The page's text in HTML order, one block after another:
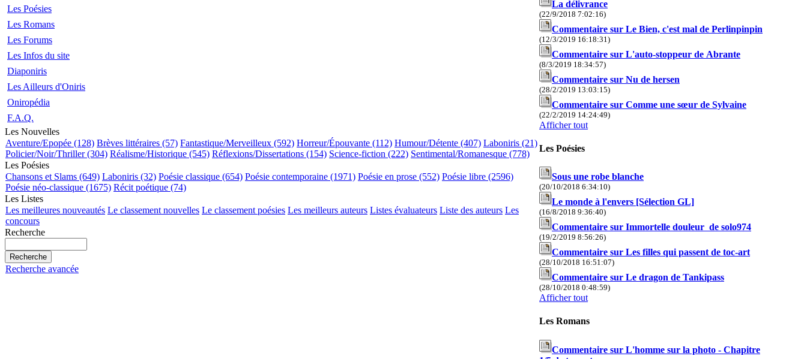
Les Poésies
Les Romans
Les Forums
Les Infos du site
Diaponiris
Les Ailleurs d'Oniris
Oniropédia
F.A.Q.
Les Nouvelles
Aventure/Epopée (128) Brèves littéraires (57) Fantastique/Merveilleux (592) Horreur/Épouvante (112) Humour/Détente (407) Laboniris (21)
Policier/Noir/Thriller (304) Réalisme/Historique (545) Réflexions/Dissertations (154) Science-fiction (222) Sentimental/Romanesque (778)
Les Poésies
Chansons et Slams (649) Laboniris (32) Poésie classique (654) Poésie contemporaine (1971) Poésie en prose (552) Poésie libre (2596)
Poésie néo-classique (1675) Récit poétique (74)
Les Listes
Les meilleures nouveautés Le classement nouvelles Le classement poésies Les meilleurs auteurs Listes évaluateurs Liste des auteurs Les
concours
Recherche
Recherche avancée
La délivrance
(22/9/2018 7:02:16)
Commentaire sur Le Bien, c'est mal de Perlinpinpin
(12/3/2019 16:18:31)
Commentaire sur L'auto-stoppeur de Abrante
(8/3/2019 18:34:57)
Commentaire sur Nu de hersen
(28/2/2019 13:03:15)
Commentaire sur Comme une sœur de Sylvaine
(22/2/2019 14:24:49)
Afficher tout
Les Poésies
Sous une robe blanche
(20/10/2018 6:34:10)
Le monde à l'envers [Sélection GL]
(16/8/2018 9:36:40)
Commentaire sur Immortelle douleur de solo974
(19/2/2019 8:56:26)
Commentaire sur Les filles qui passent de toc-art
(28/10/2018 16:51:07)
Commentaire sur Le dragon de Tankipass
(28/10/2018 0:48:59)
Afficher tout
Les Romans
Commentaire sur L'homme sur la photo - Chapitre